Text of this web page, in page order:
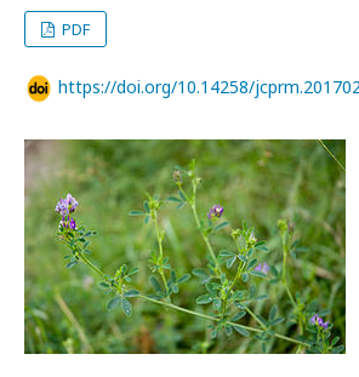
PDF
https://doi.org/10.14258/